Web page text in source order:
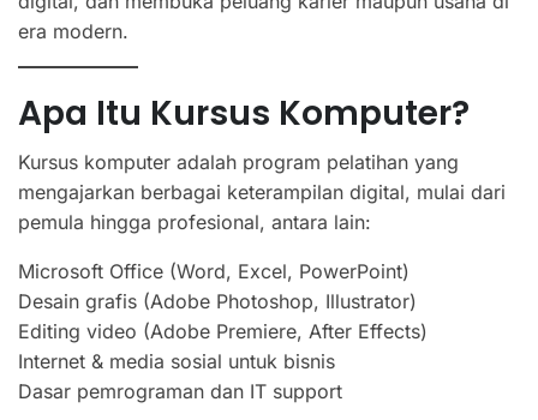
era modern.
Apa Itu Kursus Komputer?
Kursus komputer adalah program pelatihan yang
mengajarkan berbagai keterampilan digital, mulai dari
pemula hingga profesional, antara lain:
Microsoft Office (Word, Excel, PowerPoint)
Desain grafis (Adobe Photoshop, Illustrator)
Editing video (Adobe Premiere, After Effects)
Internet & media sosial untuk bisnis
Dasar pemrograman dan IT support